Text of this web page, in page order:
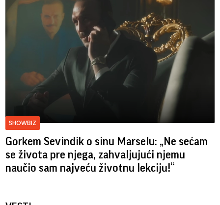
SHOWBIZ
Gorkem Sevindik o sinu Marselu: „Ne sećam
se života pre njega, zahvaljujući njemu
naučio sam najveću životnu lekciju!“